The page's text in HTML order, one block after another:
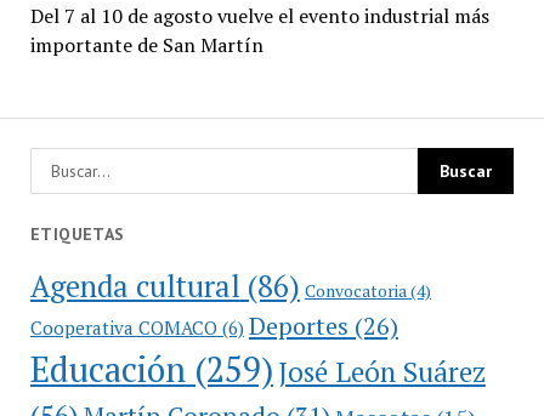
Del 7 al 10 de agosto vuelve el evento industrial más
importante de San Martín
ETIQUETAS
Agenda cultural (86) Convocatoria (4)
Cooperativa COMACO(6) Deportes (26)
Educación(259)José León Suárez